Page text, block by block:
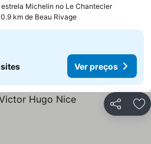
Michelin no Le Chantecler
km de Beau Rivage
sites Ver preços
Partilhar